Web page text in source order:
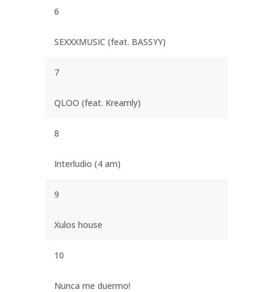
6
SEXXXMUSIC (feat. BASSYY)
7
QLOO (feat. Kreamly)
8
Interludio (4 am)
9
Xulos house
10
Nunca me duermo!